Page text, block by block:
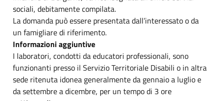
sociali, debitamente compilata.
La domanda può essere presentata dall’interessato o da
un famigliare di riferimento.
Informazioni aggiuntive
I laboratori, condotti da educatori professionali, sono
funzionanti presso il Servizio Territoriale Disabili o in altra
sede ritenuta idonea generalmente da gennaio a luglio e
da settembre a dicembre, per un tempo di 3 ore